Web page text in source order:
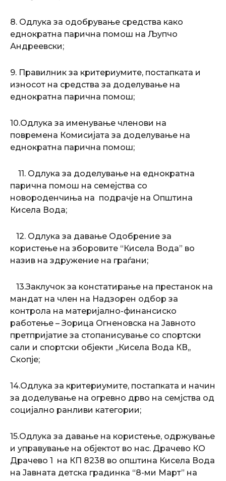
8. Одлука за одобрување средства како
еднократна парична помош на Љупчо
Андреевски;
9. Правилник за критериумите, постапката и
износот на средства за доделување на
еднократна парична помош;
10.Одлука за именување членови на
повремена Комисијата за доделување на
еднократна парична помош;
11. Одлука за доделување на еднократна
парична помош на семејства со
новороденчиња на подрачје на Општина
Кисела Вода;
12. Одлука за давање Одобрение за
користење на зборовите “Кисела Вода” во
назив на здружение на граѓани;
13.Заклучок за констатирање на престанок на
мандат на член на Надзорен одбор за
контрола на материјално-финансиско
работење – Зорица Огненовска на Јавното
претпријатие за стопанисување со спортски
сали и спортски објекти ,,Кисела Вода КВ,,
Скопје;
14.Одлука за критериумите, постапката и начин
за доделување на огревно дрво на семјства од
социјално ранливи категории;
15.Одлука за давање на користење, одржување
и управување на објектот во нас. Драчево КО
Драчево 1 на КП 8238 во општина Кисела Вода
на Јавната детска градинка “8-ми Март” на